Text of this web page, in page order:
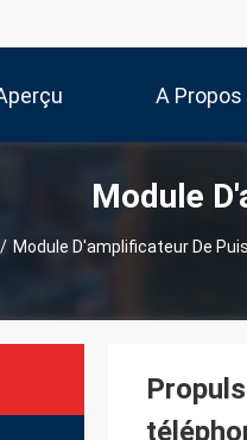
A Propos
Module
/ Module D'amplificateur De